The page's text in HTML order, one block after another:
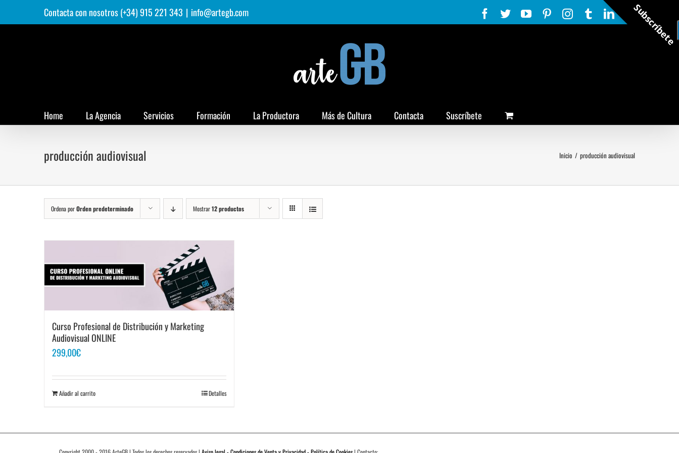
al
Contacta con nosotros (+34) 915 221 343 | info@artegb.com Facebook
TwitterYouTubePinterestInstagram
TumblrLinkedIn
Rss
Home La Agencia Servicios Formación La Productora Más de Cultura Contacta Suscríbete
producción audiovisual Inicio / producción audiovisual
Ordena porOrden predeterminado Mostrar12 productos
Curso Profesional de Distribución y Marketing
Audiovisual ONLINE
299,00€
Añadir al carrito Detalles
Subscríbete